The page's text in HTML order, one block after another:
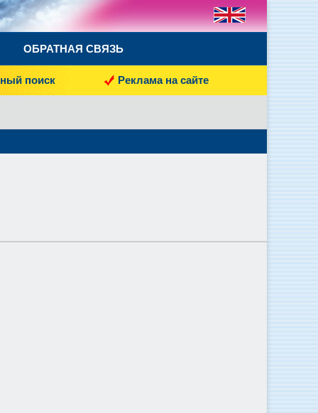
ОБРАТНАЯ СВЯЗЬ
поиск Реклама на сайте